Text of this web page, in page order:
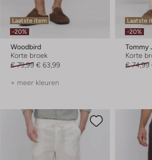
Laatste item
-20%
Woodbird
Korte broek
€ 79,99 € 63,99
+ meer kleuren
Laatste
-20%
Tommy
Korte
€ 74,99